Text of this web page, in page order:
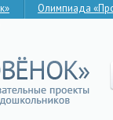
Олимпиада